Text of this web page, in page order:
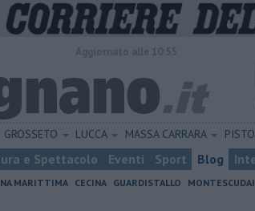
GROSSETO LUCCA MASSA CARRARA
e Spettacolo Eventi Sport Blog
MARITTIMA CECINA GUARDISTALLO